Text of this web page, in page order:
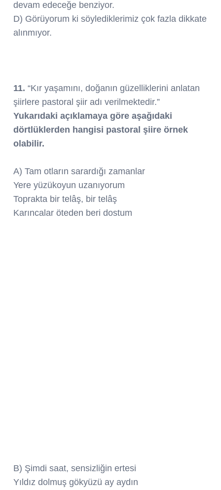
devam edeceğe benziyor.
D) Görüyorum ki söylediklerimiz çok fazla dikkate
alınmıyor.
11. “Kır yaşamını, doğanın güzelliklerini anlatan
şiirlere pastoral şiir adı verilmektedir.”
Yukarıdaki açıklamaya göre aşağıdaki
dörtlüklerden hangisi pastoral şiire örnek
olabilir.
A) Tam otların sarardığı zamanlar
Yere yüzükoyun uzanıyorum
Toprakta bir telâş, bir telâş
Karıncalar öteden beri dostum
B) Şimdi saat, sensizliğin ertesi
Yıldız dolmuş gökyüzü ay aydın